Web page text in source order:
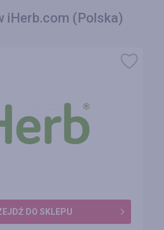
iHerb.com (Polska)
DO SKLEPU